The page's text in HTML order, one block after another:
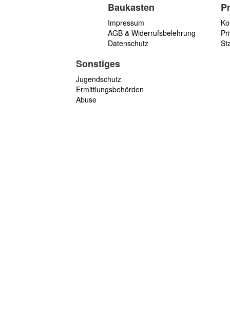
Baukasten
Impressum
AGB & Widerrufsbelehrung
Datenschutz
Sonstiges
Jugendschutz
Ermittlungsbehörden
Abuse